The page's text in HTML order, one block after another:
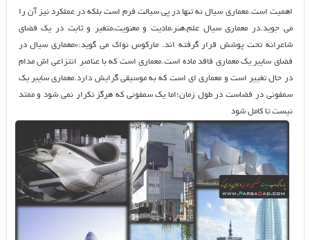
اهمیت است.معماری سیال نه تنها در پی سیالت فرم است بلکه در عملکرد نیز آن را
می جوید.در معماری سیال علم،هنر،مادیت و معنویت،متغیر و ثابت در یک فضای
شاعرانه تحت پوشش قرار گرفته اند. مارکوس نواک می گوید:«معماری سیال در
فضای سایبر یک معماری فاقد ماده است.معماری است که با عناصر انتزاعی اش مدام
در حال تغییر است و معماری ای است که به موسیقی گرایش دارد.معماری سایبر یک
سمفونی در فضاست در طول زمان؛اما یک سمفونی که هرگز تکرار نمی شود و ممتد
نیست تا کامل شود